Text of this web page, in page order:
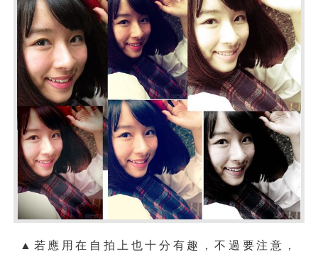
▲若應用在自拍上也十分有趣，不過要注意，